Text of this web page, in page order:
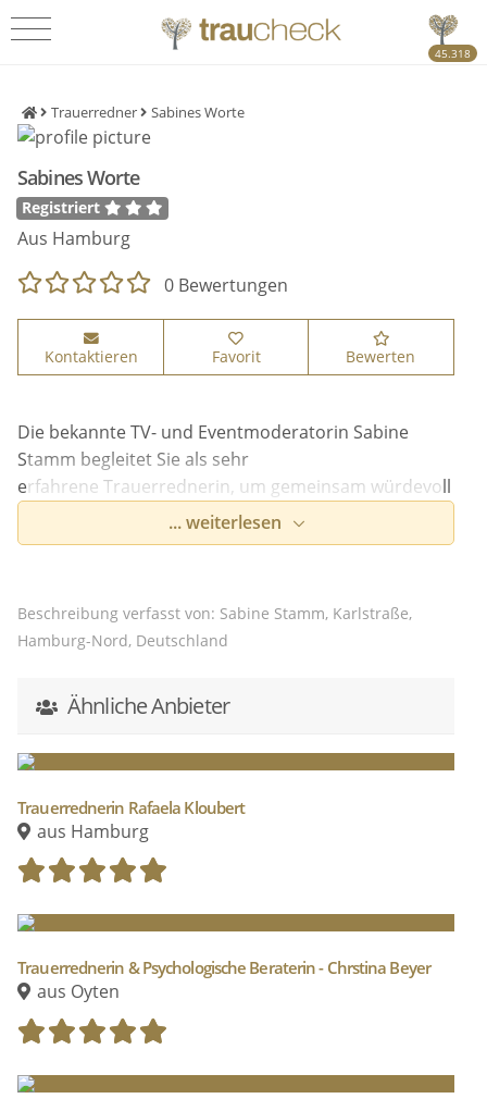
45.318
Trauerredner Sabines Worte
Sabines Worte
Registriert
Aus Hamburg
0 Bewertungen
Kontaktieren Favorit Bewerten
Die bekannte TV- und Eventmoderatorin Sabine
Stamm begleitet Sie als sehr
erfahrene Trauerrednerin, um gemeinsam würdevoll
Abschied zu nehmen.... weiterlesen
Beschreibung verfasst von: Sabine Stamm, Karlstraße,
Hamburg-Nord, Deutschland
Ähnliche Anbieter
Trauerrednerin Rafaela Kloubert
aus Hamburg
Trauerrednerin & Psychologische Beraterin - Chrstina Beyer
aus Oyten